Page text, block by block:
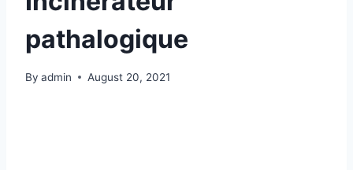
pathalogique
By admin August 20, 2021